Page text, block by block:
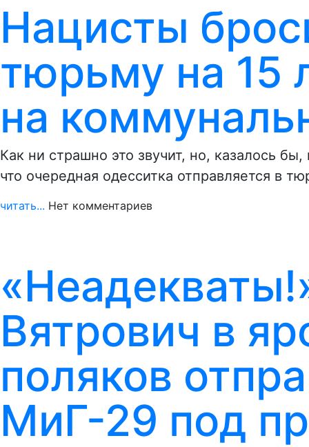
Нацисты
тюрьму на 15
на
Как ни страшно это звучит, но, казалось
что очередная одесситка отправляется в
читать... Нет комментариев
Вятрович в
поляков
МиГ-29 под